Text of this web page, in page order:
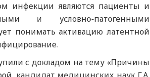
инфекции являются пациенты и
и условно-патогенными
понимать активацию латентной
с докладом на тему «Причины